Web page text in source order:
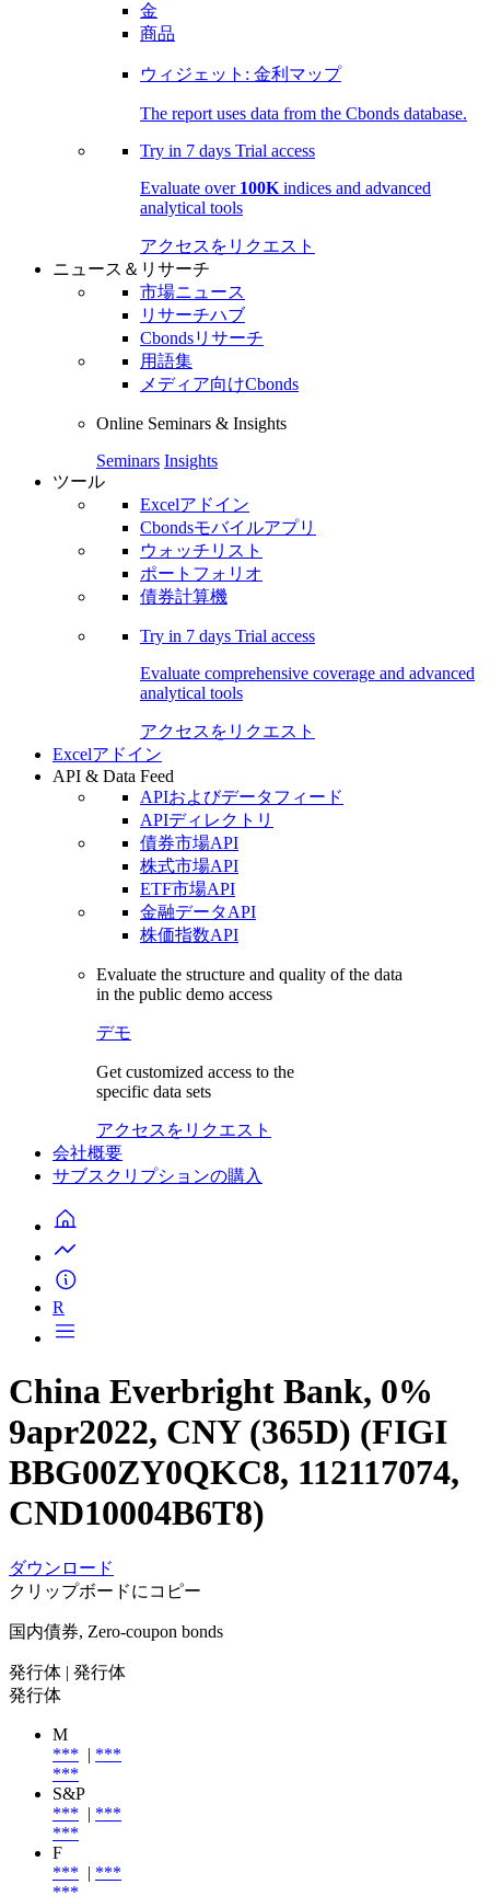
金
商品
ウィジェット: 金利マップ
The report uses data from the Cbonds database.
Try in 7 days Trial access
Evaluate over 100K indices and advanced
analytical tools
アクセスをリクエスト
ニュース＆リサーチ
市場ニュース
リサーチハブ
Cbondsリサーチ
用語集
メディア向けCbonds
Online Seminars & Insights
Seminars Insights
ツール
Excelアドイン
Cbondsモバイルアプリ
ウォッチリスト
ポートフォリオ
債券計算機
Try in 7 days Trial access
Evaluate comprehensive coverage and advanced
analytical tools
アクセスをリクエスト
Excelアドイン
API & Data Feed
APIおよびデータフィード
APIディレクトリ
債券市場API
株式市場API
ETF市場API
金融データAPI
株価指数API
Evaluate the structure and quality of the data
in the public demo access
デモ
Get customized access to the
specific data sets
アクセスをリクエスト
会社概要
サブスクリプションの購入
R
China Everbright Bank, 0%
9apr2022, CNY (365D) (FIGI
BBG00ZY0QKC8, 112117074,
CND10004B6T8)
ダウンロード
クリップボードにコピー
国内債券, Zero-coupon bonds
発行体 | 発行体
発行体
M
*** | ***
***
S&P
*** | ***
***
F
*** | ***
***